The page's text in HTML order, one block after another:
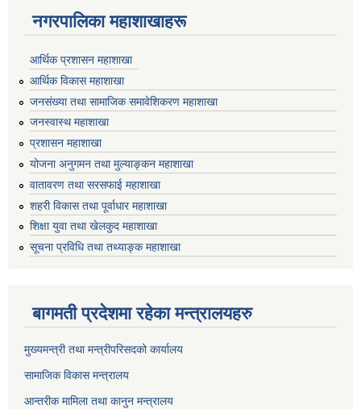
नगरपालिका महाशाखाहरू
आर्थिक प्रशासन महाशाखा
आर्थिक विकास महाशाखा
जनसंख्या तथा सामाजिक समावेशिकरण महाशाखा
जनस्वास्थ महाशाखा
प्रशासन महाशाखा
योजना अनुगमन तथा मुल्याङ्कन महाशाखा
वातावरण तथा सरसफाई महाशाखा
शहरी विकास तथा पूर्वाधार महाशाखा
शिक्षा युवा तथा खेलकुद महाशाखा
सूचना प्रविधि तथा तथ्याङ्क महाशाखा
बागमती प्रदेशमा रहेका मन्त्रालयहरु
मुख्यमन्त्री तथा मन्त्रीपरिसदको कार्यालय
सामाजिक विकास मन्त्रालय
आन्तरीक मामिला तथा कानुन मन्त्रालय